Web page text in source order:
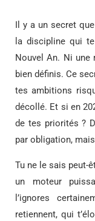
Il y a un secret
la discipline qui
Nouvel An. Ni
bien définis. Ce
tes ambitions
décollé. Et si en
de tes priorités ?
par obligation,
Tu ne le sais peut-
un moteur
l’ignores
retiennent, qui